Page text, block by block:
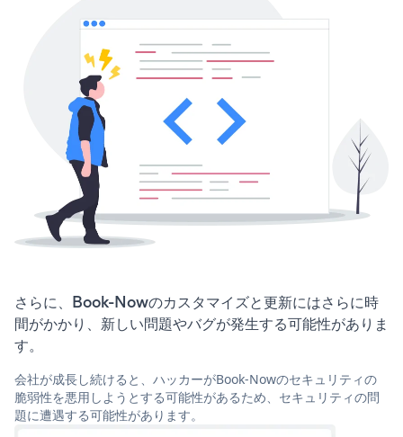
さらに、Book-Nowのカスタマイズと更新にはさらに時
間がかかり、新しい問題やバグが発生する可能性がありま
す。
会社が成長し続けると、ハッカーがBook-Nowのセキュリティの
脆弱性を悪用しようとする可能性があるため、セキュリティの問
題に遭遇する可能性があります。